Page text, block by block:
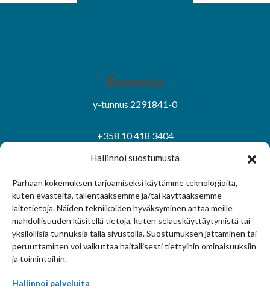
Hallinnoi suostumusta
Parhaan kokemuksen tarjoamiseksi käytämme teknologioita,
kuten evästeitä, tallentaaksemme ja/tai käyttääksemme
laitetietoja. Näiden tekniikoiden hyväksyminen antaa meille
mahdollisuuden käsitellä tietoja, kuten selauskäyttäytymistä tai
yksilöllisiä tunnuksia tällä sivustolla. Suostumuksen jättäminen tai
peruuttaminen voi vaikuttaa haitallisesti tiettyihin ominaisuuksiin
ja toimintoihin.
Hallinnoi palveluita
Enermix
y-tunnus 2291841-0
+358 10 418 3404
Sivuston käyttöehdot|Tietosuojaseloste
Evästekäytäntö|Hallitse suostumusta
© Enermix Oy 2024